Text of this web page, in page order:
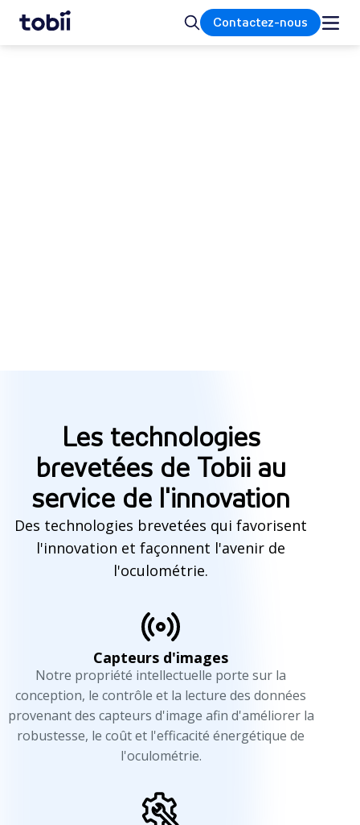
Accueil Rechercher
Contactez-nous
Les technologies
brevetées de Tobii au
service de l'innovation
Des technologies brevetées qui favorisent
l'innovation et façonnent l'avenir de
l'oculométrie.
Capteurs d'images
Notre propriété intellectuelle porte sur la
conception, le contrôle et la lecture des données
provenant des capteurs d'image afin d'améliorer la
robustesse, le coût et l'efficacité énergétique de
l'oculométrie.